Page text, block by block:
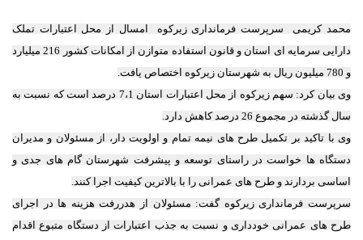
محمد کریمی سرپرست فرمانداری زیرکوه امسال از محل اعتبارات تملک
دارایی سرمایه ای استان و قانون استفاده متوازن از امکانات کشور 216 میلیارد
و 780 میلیون ریال به شهرستان زیرکوه اختصاص یافت.
وی بیان کرد: سهم زیرکوه از محل اعتبارات استان 7،1 درصد است که نسبت به
سال گذشته در مجموع 26 درصد کاهش دارد.
وی با تاکید بر تکمیل طرح های نیمه تمام و اولویت دار، از مسئولان و مدیران
دستگاه ها خواست در راستای توسعه و پیشرفت شهرستان گام های جدی و
اساسی بردارند و طرح های عمرانی را با بالاترین کیفیت اجرا کنند.
سرپرست فرمانداری زیرکوه گفت: مسئولان از هدررفت هزینه ها در اجرای
طرح های عمرانی خودداری و نسبت به جذب اعتبارات از دستگاه متبوع اقدام